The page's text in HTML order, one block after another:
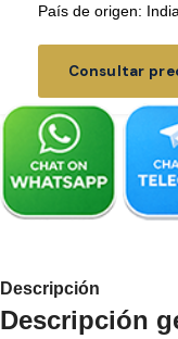
País de origen: India
Consultar
Descripción
Descripción